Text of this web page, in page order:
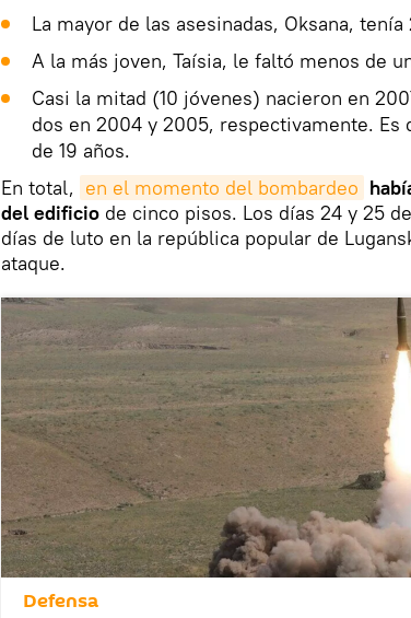
La mayor de las asesinadas, Oksana,
A la más joven, Taísia, le faltó menos de
Casi la mitad (10 jóvenes) nacieron en
dos en 2004 y 2005, respectivamente. Es
de 19 años.
En total, en el momento del bombardeo
del edificio de cinco pisos. Los días 24 y 25
días de luto en la república popular de
ataque.
Defensa